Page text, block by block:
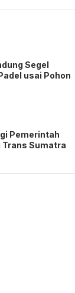
Segel
usai Pohon
Pemerintah
Trans Sumatra